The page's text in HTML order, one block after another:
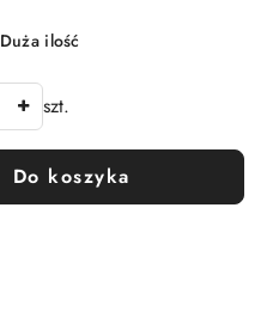
Duża ilość
szt.
Do koszyka